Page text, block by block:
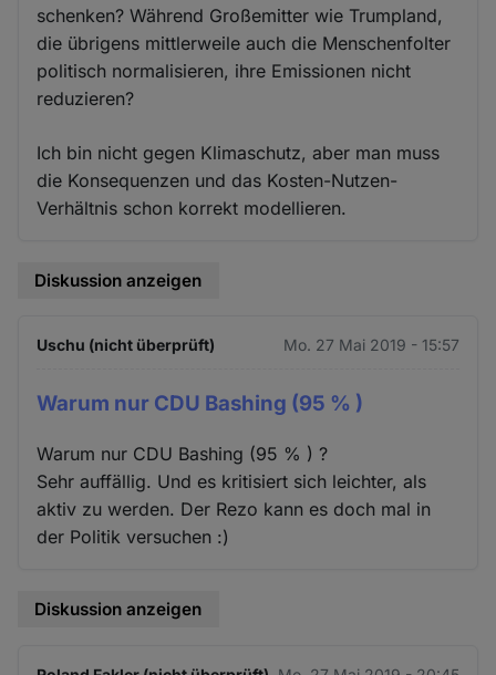
schenken? Während Großemitter wie Trumpland,
die übrigens mittlerweile auch die Menschenfolter
politisch normalisieren, ihre Emissionen nicht
reduzieren?
Ich bin nicht gegen Klimaschutz, aber man muss
die Konsequenzen und das Kosten-Nutzen-
Verhältnis schon korrekt modellieren.
Diskussion anzeigen
Uschu (nicht überprüft) Mo. 27 Mai 2019 - 15:57
Warum nur CDU Bashing (95 % )
Warum nur CDU Bashing (95 % ) ?
Sehr auffällig. Und es kritisiert sich leichter, als
aktiv zu werden. Der Rezo kann es doch mal in
der Politik versuchen :)
Diskussion anzeigen